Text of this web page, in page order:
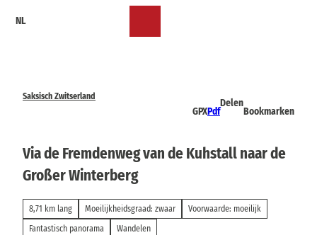
NL
Saksisch Zwitserland
GPXPdf
Delen
Bookmarken
Via de Fremdenweg van de Kuhstall naar de
Großer Winterberg
8,71 km lang Moeilijkheidsgraad: zwaar
Voorwaarde: moeilijk
Fantastisch panorama
Wandelen